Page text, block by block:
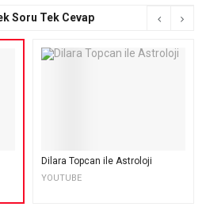
Soru Tek Cevap
Dilara Topcan ile Astroloji
YOUTUBE